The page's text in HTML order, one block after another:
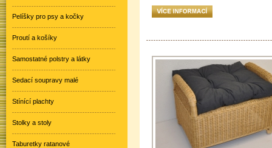
Pelíšky pro psy a kočky
Proutí a košíky
Samostatné polstry a látky
Sedací soupravy malé
Stínící plachty
Stolky a stoly
Taburetky ratanové